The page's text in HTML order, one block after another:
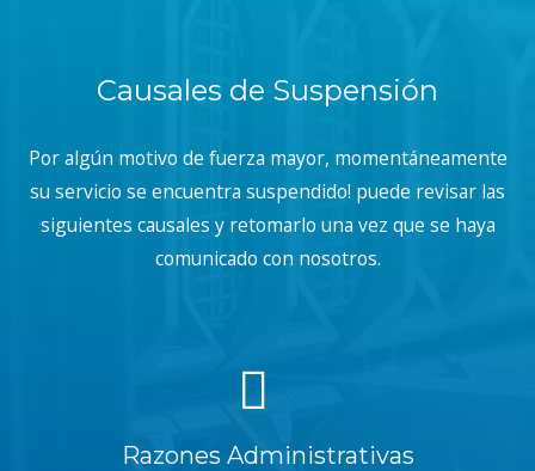
Causales de Suspensión
Por algún motivo de fuerza mayor, momentáneamente
su servicio se encuentra suspendido! puede revisar las
siguientes causales y retomarlo una vez que se haya
comunicado con nosotros.
Razones Administrativas